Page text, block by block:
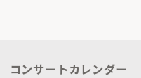
コンサートカレンダー